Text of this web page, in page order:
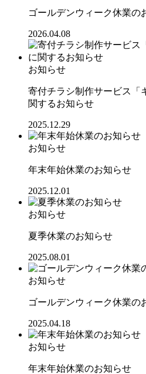
ゴールデンウィーク休業の
2026.04.08
お知らせ
寄付チラシ制作サービス「
関するお知らせ
2025.12.29
お知らせ
年末年始休業のお知らせ
2025.12.01
お知らせ
夏季休業のお知らせ
2025.08.01
お知らせ
ゴールデンウィーク休業の
2025.04.18
お知らせ
年末年始休業のお知らせ